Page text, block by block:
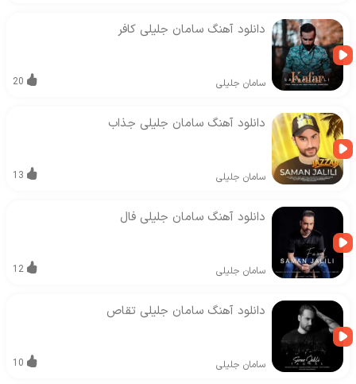
دانلود آهنگ سامان جلیلی کافر
سامان جلیلی 20
دانلود آهنگ سامان جلیلی جذاب
سامان جلیلی 13
دانلود آهنگ سامان جلیلی فال
سامان جلیلی 12
دانلود آهنگ سامان جلیلی تقاص
سامان جلیلی 10